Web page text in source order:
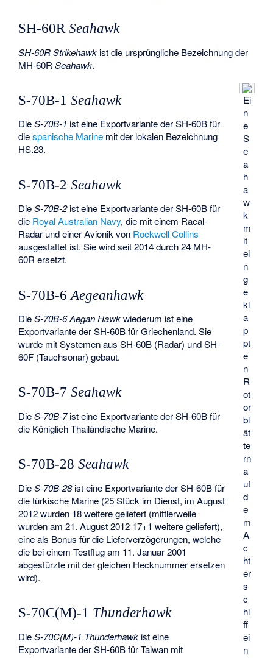
SH-60RSeahawk
SH-60R Strikehawk ist die ursprüngliche Bezeichnung der
MH-60RSeahawk.
Ei
n
e
S
e
a
h
a
w
k
m
it
ei
n
g
e
kl
a
p
pt
e
n
R
ot
or
bl
ät
te
rn
a
uf
d
e
m
A
c
ht
er
s
c
hi
ff
ei
n
S-70B-1Seahawk
DieS-70B-1 ist eine Exportvariante der SH-60B für
diespanische Marine mit der lokalen Bezeichnung
HS.23.
S-70B-2Seahawk
DieS-70B-2ist eine Exportvariante der SH-60B für
die Royal Australian Navy, die mit einem Racal-
Radar und einer Avionik von Rockwell Collins
ausgestattet ist. Sie wird seit 2014 durch 24 MH-
60R ersetzt.
S-70B-6Aegeanhawk
DieS-70B-6 Aegan Hawkwiederum ist eine
Exportvariante der SH-60B für Griechenland. Sie
wurde mit Systemen aus SH-60B (Radar) und SH-
60F (Tauchsonar) gebaut.
S-70B-7Seahawk
DieS-70B-7ist eine Exportvariante der SH-60B für
die Königlich Thailändische Marine.
S-70B-28Seahawk
DieS-70B-28ist eine Exportvariante der SH-60B für
die türkische Marine (25 Stück im Dienst, im August
2012 wurden 18 weitere geliefert (mittlerweile
wurden am 21. August 2012 17+1 weitere geliefert),
eine als Bonus für die Lieferverzögerungen, welche
die bei einem Testflug am 11. Januar 2001
abgestürzte mit der gleichen Hecknummer ersetzen
wird).
S-70C(M)-1 Thunderhawk
DieS-70C(M)-1 Thunderhawk ist eine
Exportvariante der SH-60B für Taiwan mit